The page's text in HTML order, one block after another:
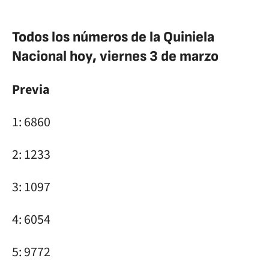
Todos los números de la Quiniela
Nacional hoy, viernes 3 de marzo
Previa
1: 6860
2: 1233
3: 1097
4: 6054
5: 9772